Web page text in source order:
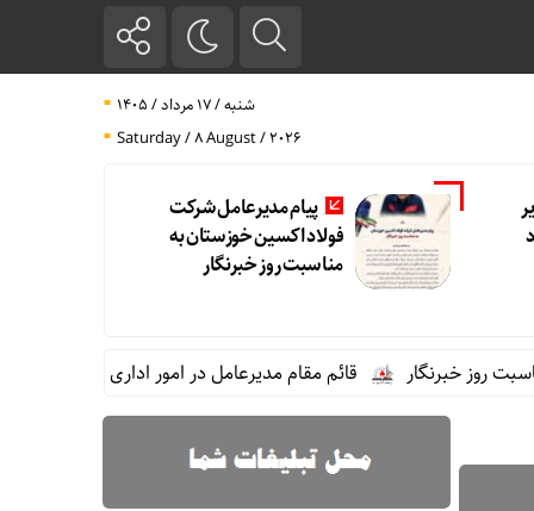
شنبه / ۱۷ مرداد / ۱۴۰۵
Saturday / 8 August / 2026
پیام مدیرعامل شرکت
فولاد اکسین خوزستان به
مناسبت روز خبرنگار
قائم مقام مدیرعامل در امور اداری و مالی فولاد